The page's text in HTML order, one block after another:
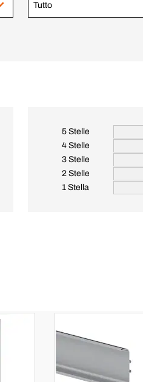
Tutto
5 Stelle
4 Stelle
3 Stelle
2 Stelle
1 Stella